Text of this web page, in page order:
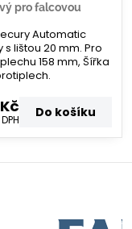
pro falcovou
Automatic
s lištou 20 mm. Pro
158 mm, Šířka
Do košíku